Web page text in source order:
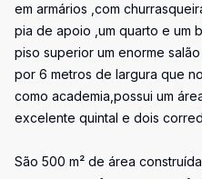
em armários ,com
pia de apoio ,um quarto e um
piso superior um enorme
por 6 metros de largura que
como academia,possui um
excelente quintal e dois
São 500 m² de área